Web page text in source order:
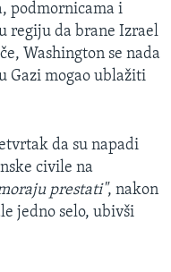
podmornicama i
regiju da brane Izrael
Washington se nada
Gazi mogao ublažiti
da su napadi
civile na
prestati", nakon
jedno selo, ubivši